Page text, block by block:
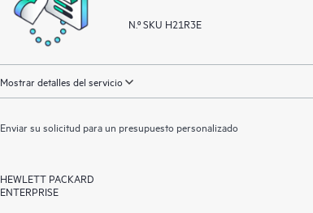
N.º SKU H21R3E
Mostrar detalles del servicio
Enviar su solicitud para un presupuesto personalizado
HEWLETT PACKARD
ENTERPRISE